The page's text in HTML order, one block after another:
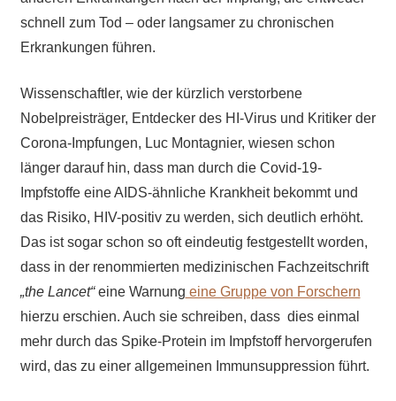
schnell zum Tod – oder langsamer zu chronischen
Erkrankungen führen.
Wissenschaftler, wie der kürzlich verstorbene
Nobelpreisträger, Entdecker des HI-Virus und Kritiker der
Corona-Impfungen, Luc Montagnier, wiesen schon
länger darauf hin, dass man durch die Covid-19-
Impfstoffe eine AIDS-ähnliche Krankheit bekommt und
das Risiko, HIV-positiv zu werden, sich deutlich erhöht.
Das ist sogar schon so oft eindeutig festgestellt worden,
dass in der renommierten medizinischen Fachzeitschrift
„the Lancet“eine Warnung eine Gruppe von Forschern
hierzu erschien. Auch sie schreiben, dass dies einmal
mehr durch das Spike-Protein im Impfstoff hervorgerufen
wird, das zu einer allgemeinen Immunsuppression führt.